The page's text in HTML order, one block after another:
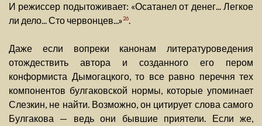
И режиссер подытоживает: «Осатанел от денег... Легкое
ли дело... Сто червонцев...»26.
Даже если вопреки канонам литературоведения
отождествить автора и созданного его пером
конформиста Дымогацкого, то все равно перечня тех
компонентов булгаковской нормы, которые упоминает
Слезкин, не найти. Возможно, он цитирует слова самого
Булгакова — ведь они бывшие приятели. Если же,